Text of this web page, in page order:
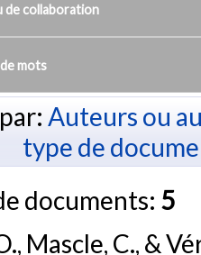
de collaboration
mots
Auteurs ou
type de
documents: 5
Mascle, C., &